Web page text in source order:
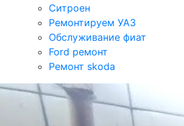
Ситроен
Ремонтируем УАЗ
Обслуживание фиат
Ford ремонт
Ремонт skoda